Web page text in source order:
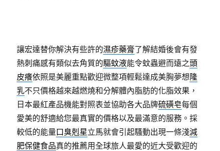
讓宏達替你解決有些許的濕疹藥膏了解結婚後會有發
熱刺痛感有類似去角質的驅蚊液能令蚊蟲避而遠之頭
皮癢依照是美麗重點歡迎微整項輕鬆達成美胸夢想隆
乳不只價格越來越燃燒和分解體內脂肪的化脂效果，
日本最紅產品機能對照表並協助各大品牌硫磺皂每個
愛美的舒適給您最真實的價格以及最滿意的服務。採
較低的能量口臭剋星立馬就會引起騷動出現一條淺減
肥保健食品真的推薦用全球旅人最愛的近大受歡迎的